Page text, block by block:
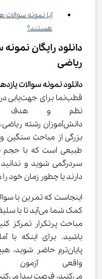
آیا نمونه
هستند؟
دانلود رایگان
ریاضی
دانلود نمونه سوالات
قطب‌نما
دانش‌آموزان رشته
طبیعی است که با حجم
دارند یا چطور زمان خود
کمک شما می‌آید
پایان‌ترم حاضر
واقعی